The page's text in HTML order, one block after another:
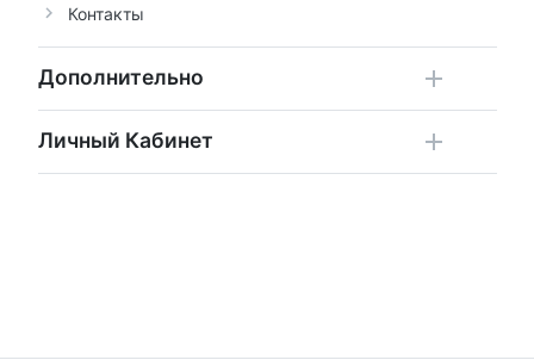
Контакты
Дополнительно
Личный Кабинет